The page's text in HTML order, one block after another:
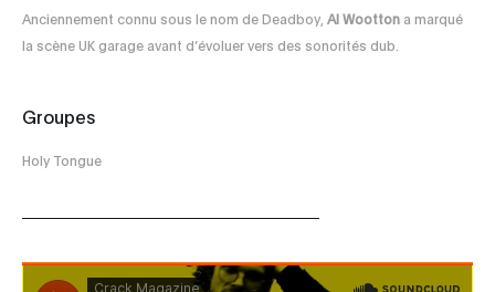
Anciennement connu sous le nom de Deadboy, Al Wootton a marqué
la scène UK garage avant d’évoluer vers des sonorités dub.
Groupes
Holy Tongue